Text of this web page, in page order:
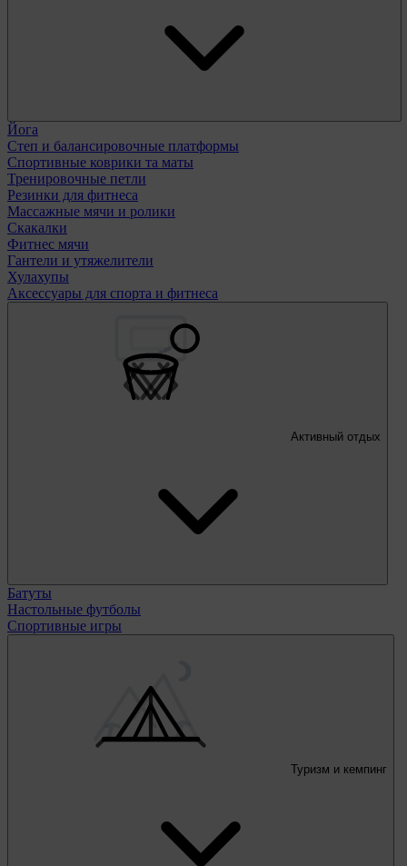
Йога
Степ и балансировочные платформы
Спортивные коврики та маты
Тренировочные петли
Резинки для фитнеса
Массажные мячи и ролики
Скакалки
Фитнес мячи
Гантели и утяжелители
Хулахупы
Аксессуары для спорта и фитнеса
Активный отдых
Батуты
Настольные футболы
Спортивные игры
Туризм и кемпинг